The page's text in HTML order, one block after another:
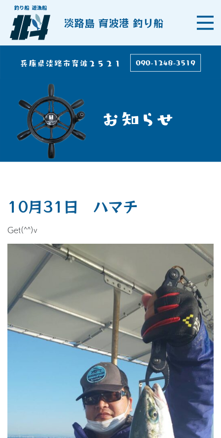
淡路島 育波港 釣り船
10月31日 ハマチ
Get(^^)v